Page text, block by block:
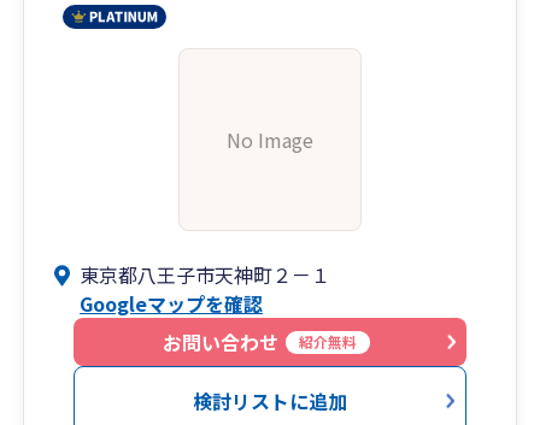
No Image
東京都八王子市天神町２－１
Googleマップを確認
お問い合わせ
紹介無料
検討リストに追加